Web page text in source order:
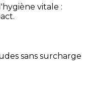
vitale :
sans surcharge